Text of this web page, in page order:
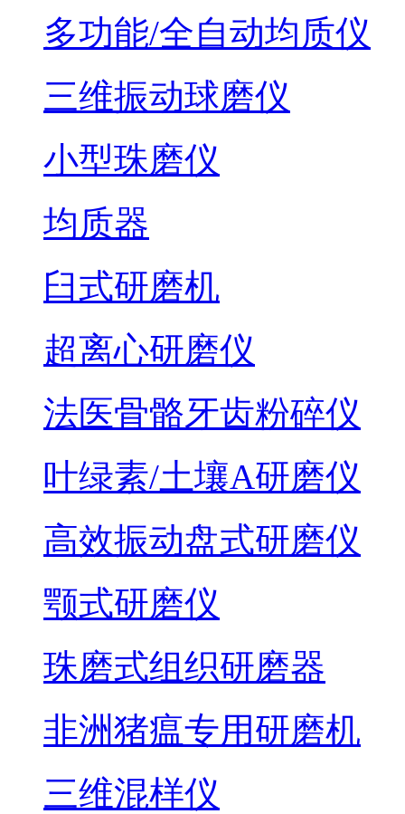
多功能/全自动均质仪
三维振动球磨仪
小型珠磨仪
均质器
臼式研磨机
超离心研磨仪
法医骨骼牙齿粉碎仪
叶绿素/土壤A研磨仪
高效振动盘式研磨仪
颚式研磨仪
珠磨式组织研磨器
非洲猪瘟专用研磨机
三维混样仪